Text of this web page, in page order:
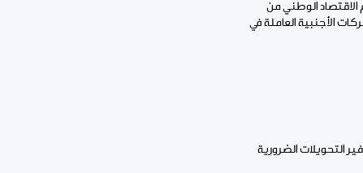
الاقتصاد الوطني من
الأجنبية العاملة في
التحويلات الضرورية